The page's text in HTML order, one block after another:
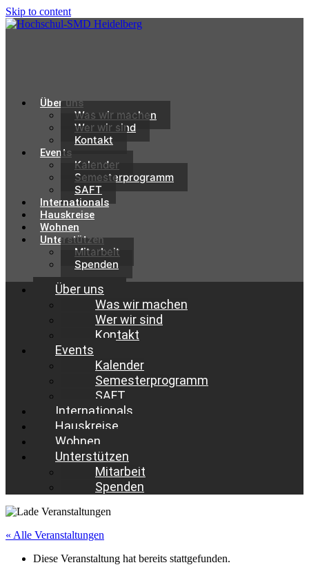
Skip to content
Über uns
Was wir machen
Wer wir sind
Kontakt
Events
Kalender
Semesterprogramm
SAFT
Internationals
Hauskreise
Wohnen
Unterstützen
Mitarbeit
Spenden
Über uns
Was wir machen
Wer wir sind
Kontakt
Events
Kalender
Semesterprogramm
SAFT
Internationals
Hauskreise
Wohnen
Unterstützen
Mitarbeit
Spenden
« Alle Veranstaltungen
Diese Veranstaltung hat bereits stattgefunden.